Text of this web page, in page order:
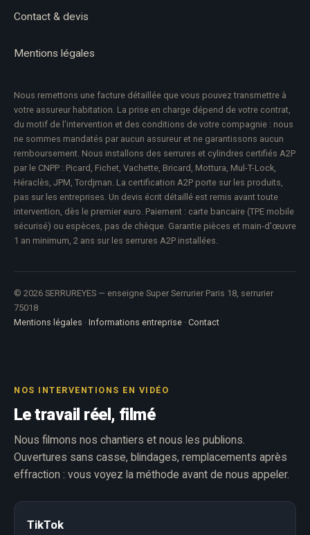
Contact & devis
Mentions légales
Nous remettons une facture détaillée que vous pouvez transmettre à
votre assureur habitation. La prise en charge dépend de votre contrat,
du motif de l'intervention et des conditions de votre compagnie : nous
ne sommes mandatés par aucun assureur et ne garantissons aucun
remboursement. Nous installons des serrures et cylindres certifiés A2P
par le CNPP : Picard, Fichet, Vachette, Bricard, Mottura, Mul-T-Lock,
Héraclès, JPM, Tordjman. La certification A2P porte sur les produits,
pas sur les entreprises. Un devis écrit détaillé est remis avant toute
intervention, dès le premier euro. Paiement : carte bancaire (TPE mobile
sécurisé) ou espèces, pas de chèque. Garantie pièces et main-d'œuvre
1 an minimum, 2 ans sur les serrures A2P installées.
© 2026 SERRUREYES — enseigne Super Serrurier Paris 18, serrurier
75018
Mentions légales · Informations entreprise · Contact
NOS INTERVENTIONS EN VIDÉO
Le travail réel, filmé
Nous filmons nos chantiers et nous les publions.
Ouvertures sans casse, blindages, remplacements après
effraction : vous voyez la méthode avant de nous appeler.
TikTok